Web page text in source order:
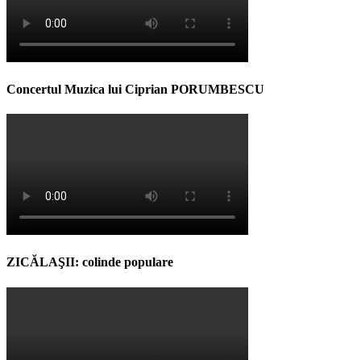
Concertul Muzica lui Ciprian PORUMBESCU
ZICĂLAŞII: colinde populare